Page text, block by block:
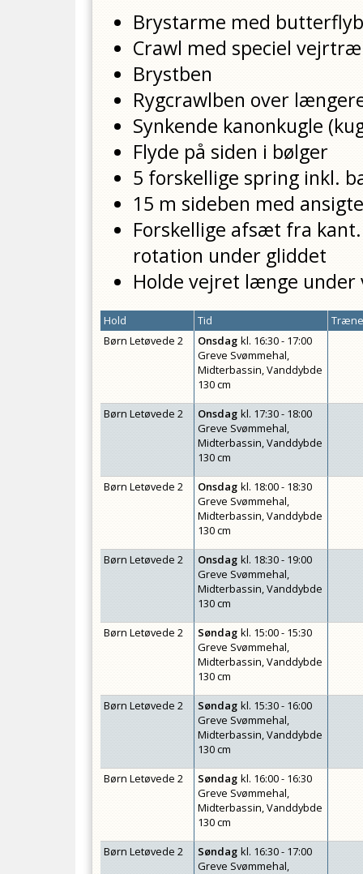
Brystarme med
Crawl med speciel
Brystben
Rygcrawlben over
Synkende kanonkugle
Flyde på siden i bølger
5 forskellige spring inkl.
15 m sideben med
Forskellige afsæt fra
rotation under gliddet
Holde vejret længe under
Hold Tid
Børn Letøvede 2
Onsdag kl. 16:30 - 17:00
Greve Svømmehal,
Midterbassin, Vanddybde
130 cm
Børn Letøvede 2
Onsdag kl. 17:30 - 18:00
Greve Svømmehal,
Midterbassin, Vanddybde
130 cm
Børn Letøvede 2
Onsdag kl. 18:00 - 18:30
Greve Svømmehal,
Midterbassin, Vanddybde
130 cm
Børn Letøvede 2
Onsdag kl. 18:30 - 19:00
Greve Svømmehal,
Midterbassin, Vanddybde
130 cm
Børn Letøvede 2
Søndag kl. 15:00 - 15:30
Greve Svømmehal,
Midterbassin, Vanddybde
130 cm
Børn Letøvede 2
Søndag kl. 15:30 - 16:00
Greve Svømmehal,
Midterbassin, Vanddybde
130 cm
Børn Letøvede 2
Søndag kl. 16:00 - 16:30
Greve Svømmehal,
Midterbassin, Vanddybde
130 cm
Børn Letøvede 2
Søndag kl. 16:30 - 17:00
Greve Svømmehal,